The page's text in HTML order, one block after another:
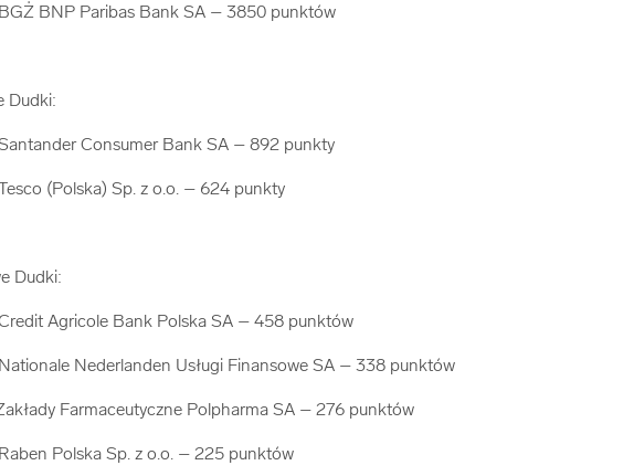
BNP Paribas Bank SA – 3850 punktów
Dudki:
Consumer Bank SA – 892 punkty
(Polska) Sp. z o.o. – 624 punkty
Dudki:
Agricole Bank Polska SA – 458 punktów
Nederlanden Usługi Finansowe SA – 338 punktów
Farmaceutyczne Polpharma SA – 276 punktów
Polska Sp. z o.o. – 225 punktów